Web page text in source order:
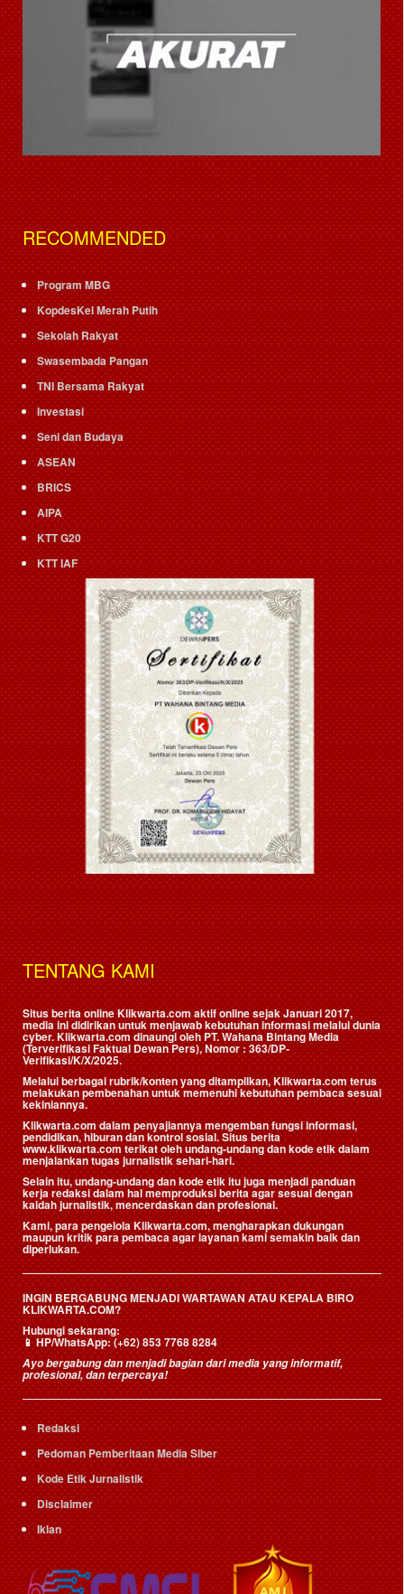
RECOMMENDED
Program MBG
KopdesKel Merah Putih
Sekolah Rakyat
Swasembada Pangan
TNI Bersama Rakyat
Investasi
Seni dan Budaya
ASEAN
BRICS
AIPA
KTT G20
KTT IAF
TENTANG KAMI
Situs berita online Klikwarta.com aktif online sejak Januari 2017,
media ini didirikan untuk menjawab kebutuhan informasi melalui dunia
cyber. Klikwarta.com dinaungi oleh PT. Wahana Bintang Media
(Terverifikasi Faktual Dewan Pers), Nomor : 363/DP-
Verifikasi/K/X/2025.
Melalui berbagai rubrik/konten yang ditampilkan, Klikwarta.com terus
melakukan pembenahan untuk memenuhi kebutuhan pembaca sesuai
kekiniannya.
Klikwarta.com dalam penyajiannya mengemban fungsi informasi,
pendidikan, hiburan dan kontrol sosial. Situs berita
www.klikwarta.com terikat oleh undang-undang dan kode etik dalam
menjalankan tugas jurnalistik sehari-hari.
Selain itu, undang-undang dan kode etik itu juga menjadi panduan
kerja redaksi dalam hal memproduksi berita agar sesuai dengan
kaidah jurnalistik, mencerdaskan dan profesional.
Kami, para pengelola Klikwarta.com, mengharapkan dukungan
maupun kritik para pembaca agar layanan kami semakin baik dan
diperlukan.
INGIN BERGABUNG MENJADI WARTAWAN ATAU KEPALA BIRO
KLIKWARTA.COM?
Hubungi sekarang:
📱HP/WhatsApp:(+62) 853 7768 8284
Ayo bergabung dan menjadi bagian dari media yang informatif,
profesional, dan terpercaya!
Redaksi
Pedoman Pemberitaan Media Siber
Kode Etik Jurnalistik
Disclaimer
Iklan